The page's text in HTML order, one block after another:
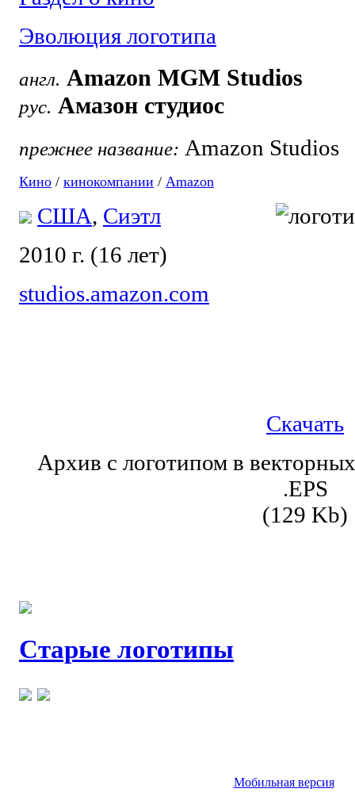
Эволюция логотипа
англ. Amazon MGM Studios
рус. Амазон студиос
прежнее название: Amazon Studios
Кино / кинокомпании / Amazon
США, Сиэтл
2010 г. (16 лет)
studios.amazon.com
Скачать
Архив с логотипом в
.EPS
(129 Kb)
Старые логотипы
Мобильная версия